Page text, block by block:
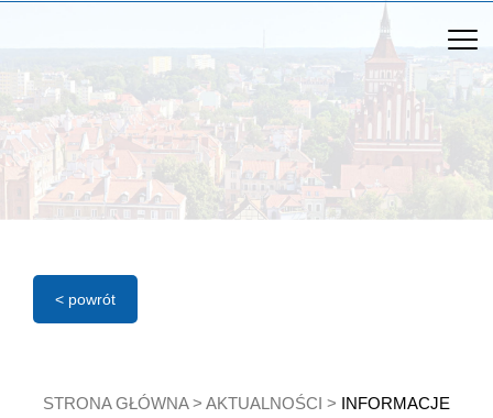
< powrót
STRONA GŁÓWNA> AKTUALNOŚCI > INFORMACJE